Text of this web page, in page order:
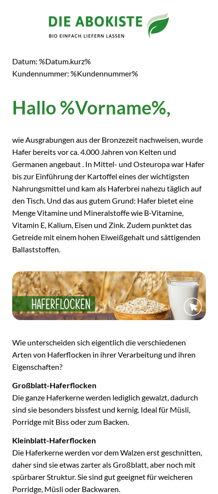
Datum: %Datum.kurz%
Kundennummer: %Kundennummer%
Hallo %Vorname%,
wie Ausgrabungen aus der Bronzezeit nachweisen, wurde
Hafer bereits vor ca. 4.000 Jahren von Kelten und
Germanen angebaut . In Mittel- und Osteuropa war Hafer
bis zur Einführung der Kartoffel eines der wichtigsten
Nahrungsmittel und kam als Haferbrei nahezu täglich auf
den Tisch. Und das aus gutem Grund: Hafer bietet eine
Menge Vitamine und Mineralstoffe wie B-Vitamine,
Vitamin E, Kalium, Eisen und Zink. Zudem punktet das
Getreide mit einem hohen Eiweißgehalt und sättigenden
Ballaststoffen.
Wie unterscheiden sich eigentlich die verschiedenen
Arten von Haferflocken in ihrer Verarbeitung und ihren
Eigenschaften?
Großblatt-Haferflocken
Die ganze Haferkerne werden lediglich gewalzt, dadurch
sind sie besonders bissfest und kernig. Ideal für Müsli,
Porridge mit Biss oder zum Backen.
Kleinblatt-Haferflocken
Die Haferkerne werden vor dem Walzen erst geschnitten,
daher sind sie etwas zarter als Großblatt, aber noch mit
spürbarer Struktur. Sie sind gut geeignet für weicheren
Porridge, Müsli oder Backwaren.